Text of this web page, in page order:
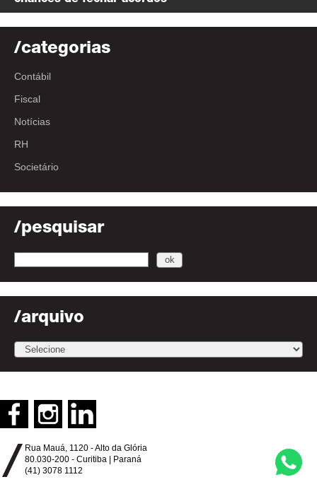
/categorias
Contábil
Fiscal
Notícias
RH
Societário
/pesquisar
/arquivo
Rua Mauá, 1120 - Alto da Glória
80.030-200 - Curitiba | Paraná
(41) 3078 1112